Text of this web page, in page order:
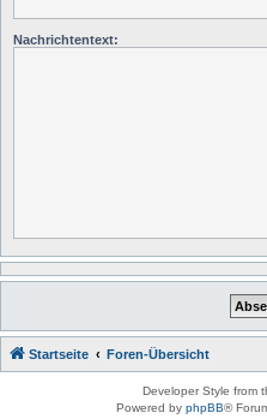
Nachrichtentext:
Startseite Foren-Übersicht
Developer Style from
Powered by phpBB®